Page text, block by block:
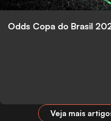
Odds Copa do Brasil
Veja mais